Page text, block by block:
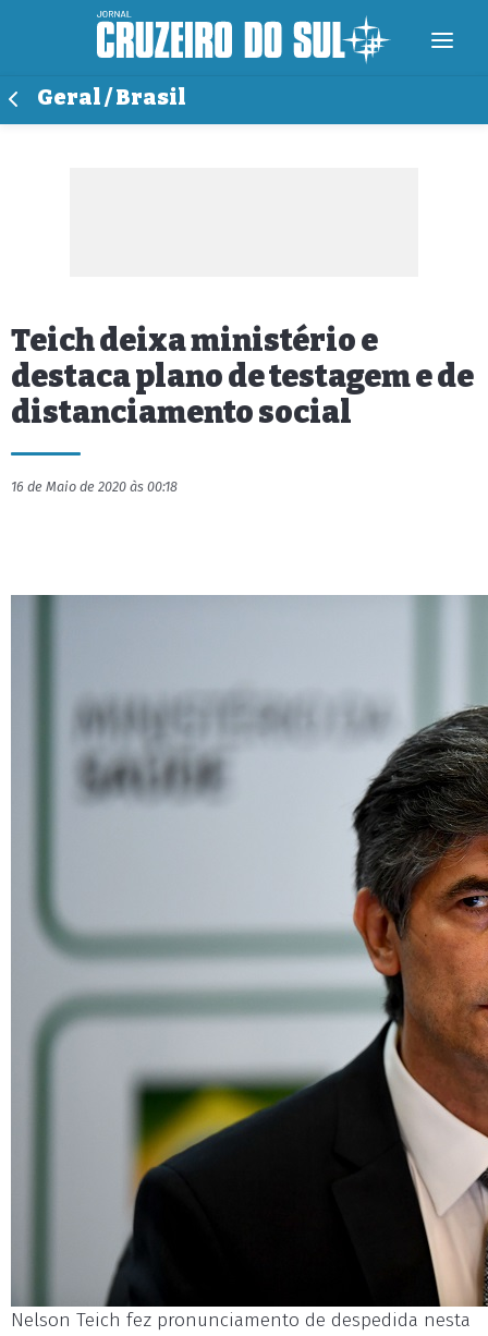
Geral / Brasil
Teich deixa ministério e
destaca plano de testagem e de
distanciamento social
16 de Maio de 2020 às 00:18
Nelson Teich fez pronunciamento de despedida nesta